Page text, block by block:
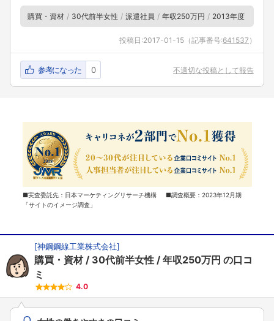
購買・資材 30代前半女性 派遣社員 年収250万円 2013年度
投稿日:2017-01-15 （記事番号:641537 ）
参考になった 0 不適切な投稿として報告
■実査委託先：日本マーケティングリサーチ機構 ■調査概要：2023年12月期
「サイトのイメージ調査」
[神鋼鋼線工業株式会社]
購買・資材 30代前半女性 年収250万円 の口コ
ミ
4.0